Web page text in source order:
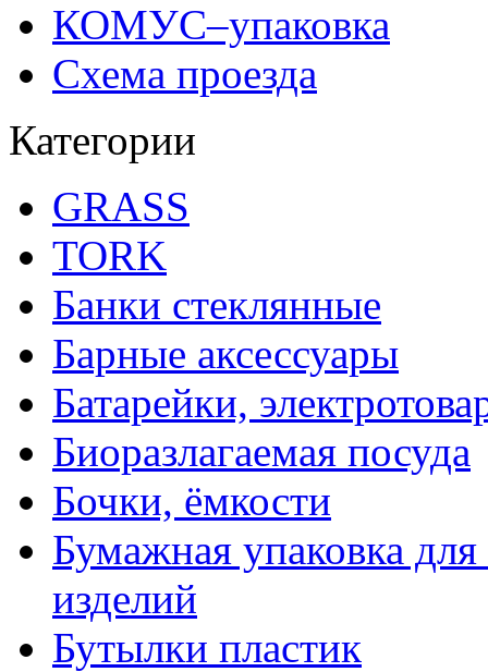
КОМУС–упаковка
Схема проезда
Категории
GRASS
TORK
Банки стеклянные
Барные аксессуары
Батарейки,
Биоразлагаемая посуда
Бочки, ёмкости
Бумажная упаковка
изделий
Бутылки пластик